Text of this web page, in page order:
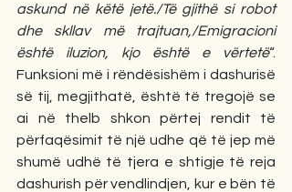
askund në këtë jetë./Të gjithë si robot
dhe skllav më trajtuan,/Emigracioni
është iluzion, kjo është e vërtetë“.
Funksioni më i rëndësishëm i dashurisë
së tij, megjithatë, është të tregojë se
ai në thelb shkon përtej rendit të
përfaqësimit të një udhe që të jep më
shumë udhë të tjera e shtigje të reja
dashurish për vendlindjen, kur e bën të